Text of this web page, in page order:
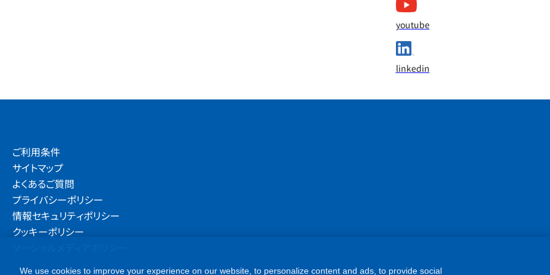
youtube
linkedin
ご利用条件
サイトマップ
よくあるご質問
プライバシーポリシー
情報セキュリティポリシー
クッキーポリシー
We use cookies to improve your experience on our website, to personalize content and ads, to provide social